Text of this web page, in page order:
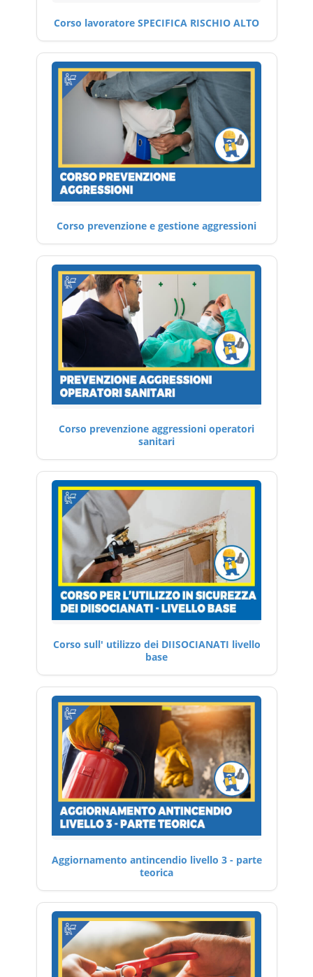
Corso lavoratore SPECIFICA RISCHIO ALTO
Corso prevenzione e gestione aggressioni
Corso prevenzione aggressioni operatori
sanitari
Corso sull' utilizzo dei DIISOCIANATI livello
base
Aggiornamento antincendio livello 3 - parte
teorica